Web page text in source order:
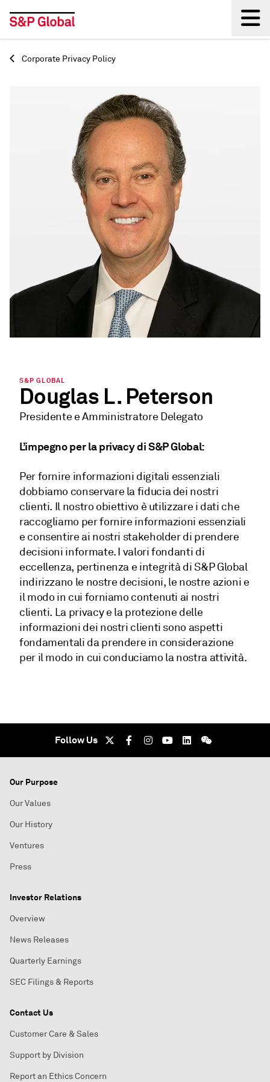
Back
Corporate Privacy Policy
S&P GLOBAL
Douglas L. Peterson
Presidente e Amministratore Delegato
L’impegno per la privacy di S&P Global:
Per fornire informazioni digitali essenziali
dobbiamo conservare la fiducia dei nostri
clienti. Il nostro obiettivo è utilizzare i dati che
raccogliamo per fornire informazioni essenziali
e consentire ai nostri stakeholder di prendere
decisioni informate. I valori fondanti di
eccellenza, pertinenza e integrità di S&P Global
indirizzano le nostre decisioni, le nostre azioni e
il modo in cui forniamo contenuti ai nostri
clienti. La privacy e la protezione delle
informazioni dei nostri clienti sono aspetti
fondamentali da prendere in considerazione
per il modo in cui conduciamo la nostra attività.
Follow Us
Our Purpose
Our Values
Our History
Ventures
Press
Investor Relations
Overview
News Releases
Quarterly Earnings
SEC Filings & Reports
Contact Us
Customer Care & Sales
Support by Division
Report an Ethics Concern